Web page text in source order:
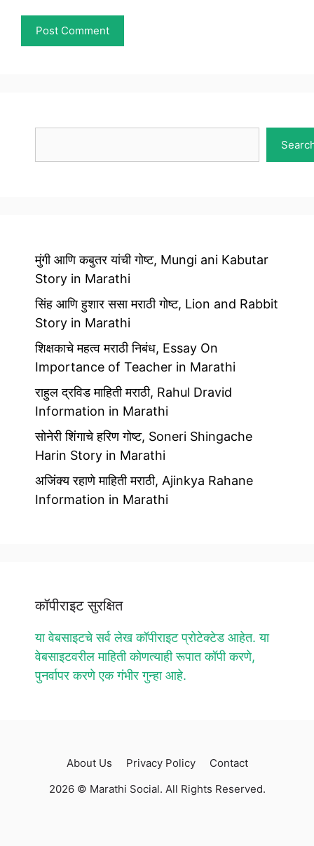
मुंगी आणि कबुतर यांची गोष्ट, Mungi ani Kabutar
Story in Marathi
सिंह आणि हुशार ससा मराठी गोष्ट, Lion and Rabbit
Story in Marathi
शिक्षकाचे महत्व मराठी निबंध, Essay On
Importance of Teacher in Marathi
राहुल द्रविड माहिती मराठी, Rahul Dravid
Information in Marathi
सोनेरी शिंगाचे हरिण गोष्ट, Soneri Shingache
Harin Story in Marathi
अजिंक्य रहाणे माहिती मराठी, Ajinkya Rahane
Information in Marathi
कॉपीराइट सुरक्षित
या वेबसाइटचे सर्व लेख कॉपीराइट प्रोटेक्टेड आहेत. या
वेबसाइटवरील माहिती कोणत्याही रूपात कॉपी करणे,
पुनर्वापर करणे एक गंभीर गुन्हा आहे.
About Us Privacy Policy
Contact
2026 © Marathi Social. All Rights Reserved.